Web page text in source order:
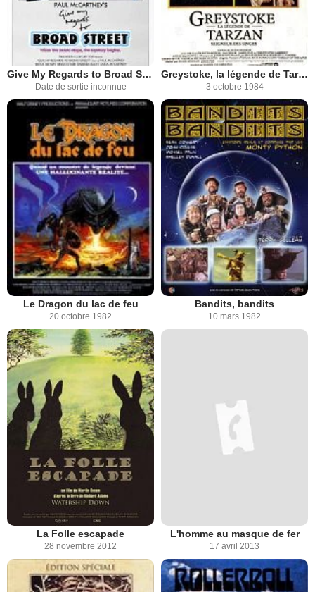
Give My Regards to Broad Street
Date de sortie inconnue
Greystoke, la légende de Tarzan
3 octobre 1984
Le Dragon du lac de feu
20 octobre 1982
Bandits, bandits
10 mars 1982
La Folle escapade
28 novembre 2012
L'homme au masque de fer
17 avril 2013